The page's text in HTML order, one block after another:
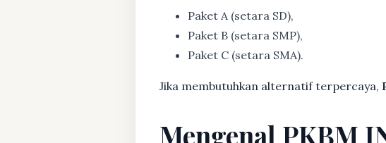
Paket A (setara SD),
Paket B (setara SMP),
Paket C (setara SMA).
Jika membutuhkan alternatif terpercaya,
Mengenal PKBM